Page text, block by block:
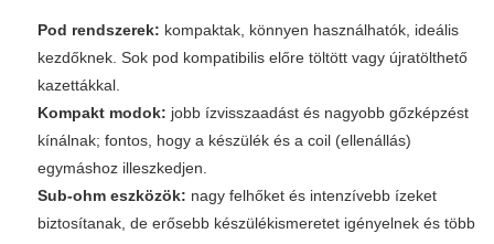
Pod rendszerek: kompaktak, könnyen használhatók, ideális
kezdőknek. Sok pod kompatibilis előre töltött vagy újratölthető
kazettákkal.
Kompakt modok: jobb ízvisszaadást és nagyobb gőzképzést
kínálnak; fontos, hogy a készülék és a coil (ellenállás)
egymáshoz illeszkedjen.
Sub-ohm eszközök: nagy felhőket és intenzívebb ízeket
biztosítanak, de erősebb készülékismeretet igényelnek és több